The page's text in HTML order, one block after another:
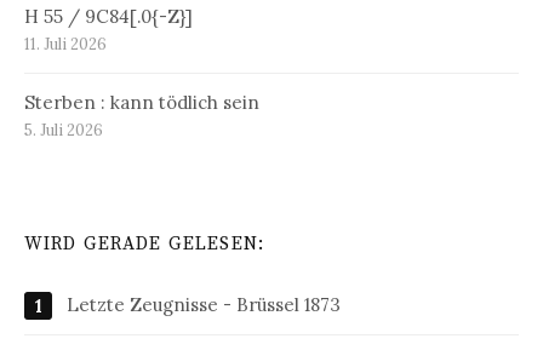
H 55 / 9C84[.0{-Z}]
11. Juli 2026
Sterben : kann tödlich sein
5. Juli 2026
WIRD GERADE GELESEN:
Letzte Zeugnisse - Brüssel 1873